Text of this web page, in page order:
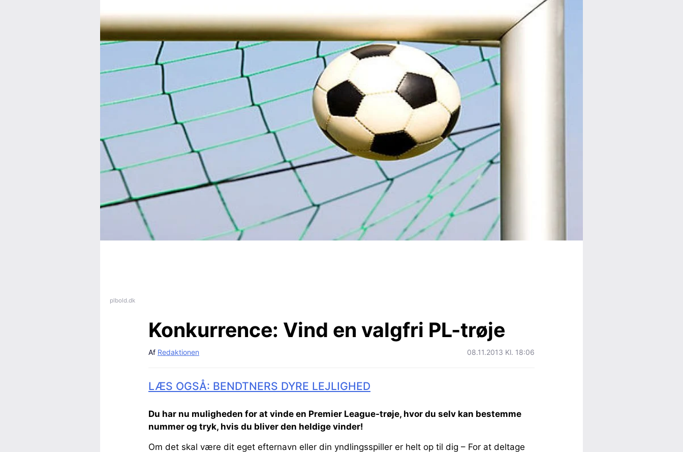
plbold.dk
Konkurrence: Vind en valgfri PL-trøje
Af Redaktionen 08.11.2013 Kl. 18:06
LÆS OGSÅ: BENDTNERS DYRE LEJLIGHED
Du har nu muligheden for at vinde en Premier League-trøje, hvor du selv kan bestemme
nummer og tryk, hvis du bliver den heldige vinder!
Om det skal være dit eget efternavn eller din yndlingsspiller er helt op til dig – For at deltage